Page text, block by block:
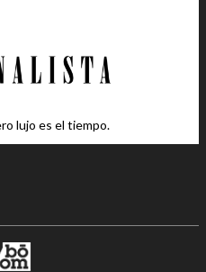
lujo es el tiempo.